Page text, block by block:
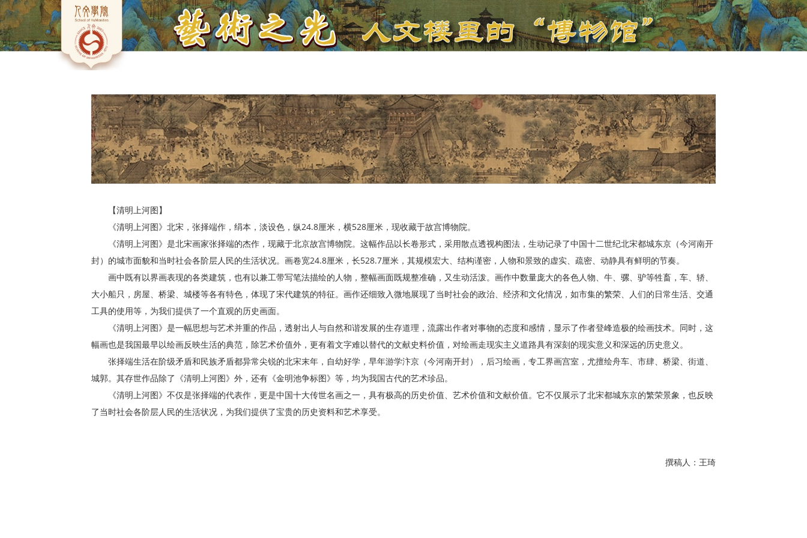
【清明上河图】
《清明上河图》北宋，张择端作，绢本，淡设色，纵24.8厘米，横528厘米，现收藏于故宫博物院。
《清明上河图》是北宋画家张择端的杰作，现藏于北京故宫博物院。这幅作品以长卷形式，采用散点透视构图法，生动记录了中国十二世纪北宋都城东京（今河南开
封）的城市面貌和当时社会各阶层人民的生活状况。画卷宽24.8厘米，长528.7厘米，其规模宏大、结构谨密，人物和景致的虚实、疏密、动静具有鲜明的节奏。
画中既有以界画表现的各类建筑，也有以兼工带写笔法描绘的人物，整幅画面既规整准确，又生动活泼。画作中数量庞大的各色人物、牛、骡、驴等牲畜，车、轿、
大小船只，房屋、桥梁、城楼等各有特色，体现了宋代建筑的特征。画作还细致入微地展现了当时社会的政治、经济和文化情况，如市集的繁荣、人们的日常生活、交通
工具的使用等，为我们提供了一个直观的历史画面。
《清明上河图》是一幅思想与艺术并重的作品，透射出人与自然和谐发展的生存道理，流露出作者对事物的态度和感情，显示了作者登峰造极的绘画技术。同时，这
幅画也是我国最早以绘画反映生活的典范，除艺术价值外，更有着文字难以替代的文献史料价值，对绘画走现实主义道路具有深刻的现实意义和深远的历史意义。
张择端生活在阶级矛盾和民族矛盾都异常尖锐的北宋末年，自幼好学，早年游学汴京（今河南开封），后习绘画，专工界画宫室，尤擅绘舟车、市肆、桥梁、街道、
城郭。其存世作品除了《清明上河图》外，还有《金明池争标图》等，均为我国古代的艺术珍品。
《清明上河图》不仅是张择端的代表作，更是中国十大传世名画之一，具有极高的历史价值、艺术价值和文献价值。它不仅展示了北宋都城东京的繁荣景象，也反映
了当时社会各阶层人民的生活状况，为我们提供了宝贵的历史资料和艺术享受。
撰稿人：王琦